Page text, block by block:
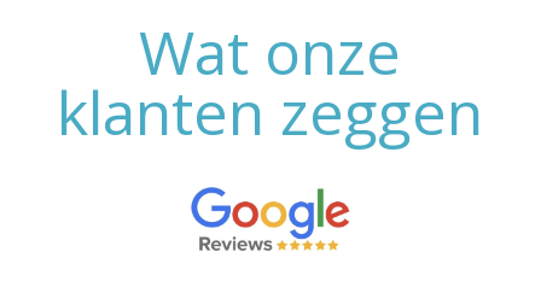
Wat onze
klanten zeggen